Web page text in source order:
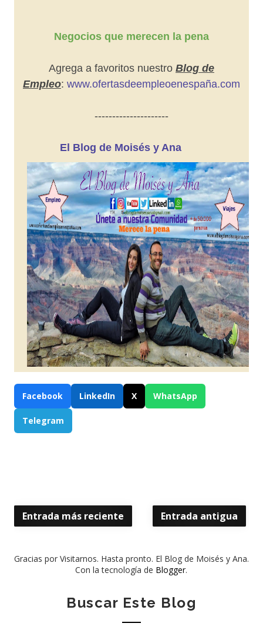
Negocios que merecen la pena
Agrega a favoritos nuestro Blog de
Empleo: www.ofertasdeempleoenespaña.com
---------------------
El Blog de Moisés y Ana
Facebook LinkedIn X WhatsApp
Telegram
Entrada más reciente Entrada antigua
Gracias por Visitarnos. Hasta pronto. El Blog de Moisés y Ana.
Con la tecnología de Blogger.
Buscar Este Blog